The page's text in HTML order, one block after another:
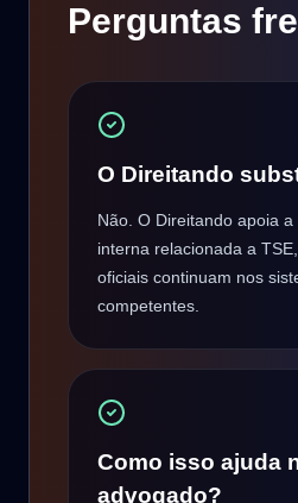
Perguntas
O Direitando
Não. O Direitando apoia
interna relacionada a
oficiais continuam nos
competentes.
Como isso ajuda
advogado?